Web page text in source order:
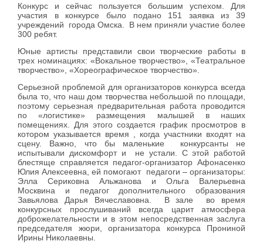
Конкурс и сейчас пользуется большим успехом. Для
участия в конкурсе было подано 151 заявка из 39
учреждений города Омска. В нем приняли участие более
300 ребят.
Юные артисты представили свои творческие работы в
трех номинациях: «Вокальное творчество», «Театральное
творчество», «Хореографическое творчество».
Серьезной проблемой для организаторов конкурса всегда
была то, что наш дом творчества небольшой по площади,
поэтому серьезная предварительная работа проводится
по «логистике» размещения малышей в наших
помещениях. Для этого создается график просмотров в
котором указывается время , когда участники входят на
сцену. Важно, что бы маленькие конкурсанты не
испытывали дискомфорт и не устали. С этой работой
блестяще справляется педагог-организатор Афонасенко
Юлия Алексеевна, ей помогают педагоги – организаторы:
Элла Сериковна Альжанова и Ольга Валерьевна
Москвина и педагог дополнительного образования
Завьялова Дарья Вячеславовна. В зале во время
конкурсных прослушиваний всегда царит атмосфера
доброжелательности и в этом непосредственная заслуга
председателя жюри, организатора конкурса Прониной
Ирины Николаевны.